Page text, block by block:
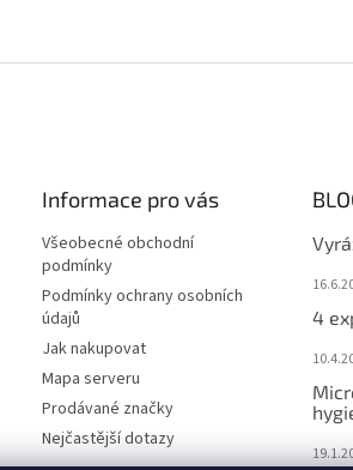
Informace pro vás
Všeobecné obchodní
podmínky
Podmínky ochrany osobních
údajů
Jak nakupovat
Mapa serveru
Prodávané značky
Nejčastější dotazy
4